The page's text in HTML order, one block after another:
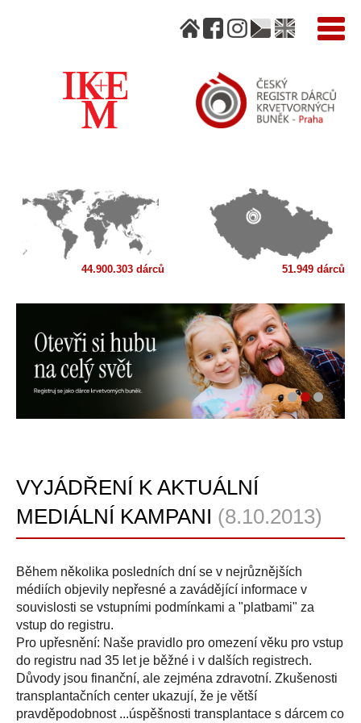
44.900.303 dárců 51.949 dárců
VYJÁDŘENÍ K AKTUÁLNÍ
MEDIÁLNÍ KAMPANI (8.10.2013)
Během několika posledních dní se v nejrůznějších
médiích objevily nepřesné a zavádějící informace v
souvislosti se vstupními podmínkami a "platbami" za
vstup do registru.
Pro upřesnění: Naše pravidlo pro omezení věku pro vstup
do registru nad 35 let je běžné i v dalších registrech.
Důvody jsou finanční, ale zejména zdravotní. Zkušenosti
transplantačních center ukazují, že je větší
pravděpodobnost ...úspěšnosti transplantace s dárcem co